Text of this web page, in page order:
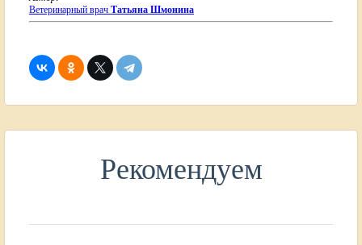
Ветеринарный врач Татьяна Шмонина
Рекомендуем